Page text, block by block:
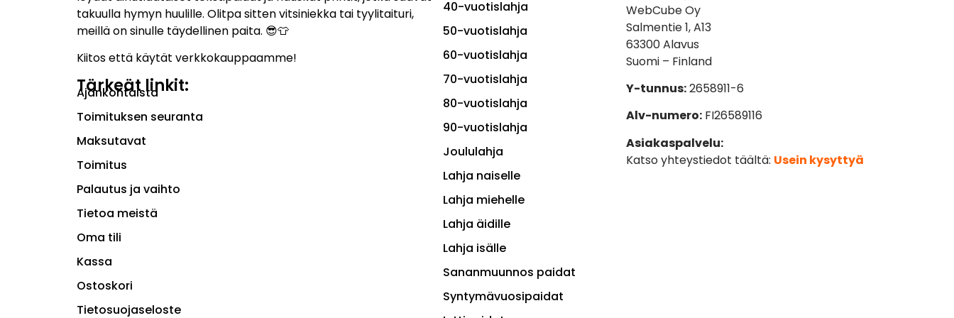
takuulla hymyn huulille. Olitpa sitten vitsiniekka tai tyylitaituri,
meillä on sinulle täydellinen paita. 😎👕
Kiitos että käytät verkkokauppaamme!
Tärkeät linkit:
Ajankohtaista
Toimituksen seuranta
Maksutavat
Toimitus
Palautus ja vaihto
Tietoa meistä
Oma tili
Kassa
Ostoskori
Tietosuojaseloste
40-vuotislahja
50-vuotislahja
60-vuotislahja
70-vuotislahja
80-vuotislahja
90-vuotislahja
Joululahja
Lahja naiselle
Lahja miehelle
Lahja äidille
Lahja isälle
Sananmuunnos paidat
Syntymävuosipaidat
WebCube Oy
Salmentie 1, A13
63300 Alavus
Suomi – Finland
Y-tunnus:2658911-6
Alv-numero: FI26589116
Asiakaspalvelu:
Katso yhteystiedot täältä: Usein kysyttyä